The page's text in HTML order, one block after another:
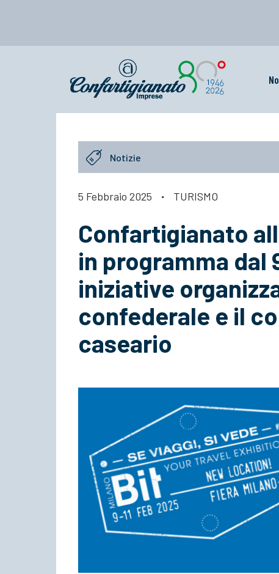
Notizie
5 Febbraio 2025 · TURISMO
Confartigianato
in programma dal
iniziative
confederale e il
caseario